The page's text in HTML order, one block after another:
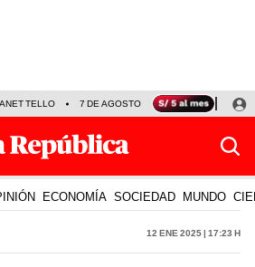
TELLO 7 DE AGOSTO TINKA RESULTADOS
ECONOMÍA SOCIEDAD MUNDO
12 Ene 2025 | 17:23 h